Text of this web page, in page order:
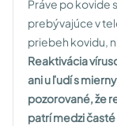
Práve po kovide
prebývajúce v
priebeh kovidu,
Reaktivácia
ani u ľudí s
pozorované, že
patrí medzi